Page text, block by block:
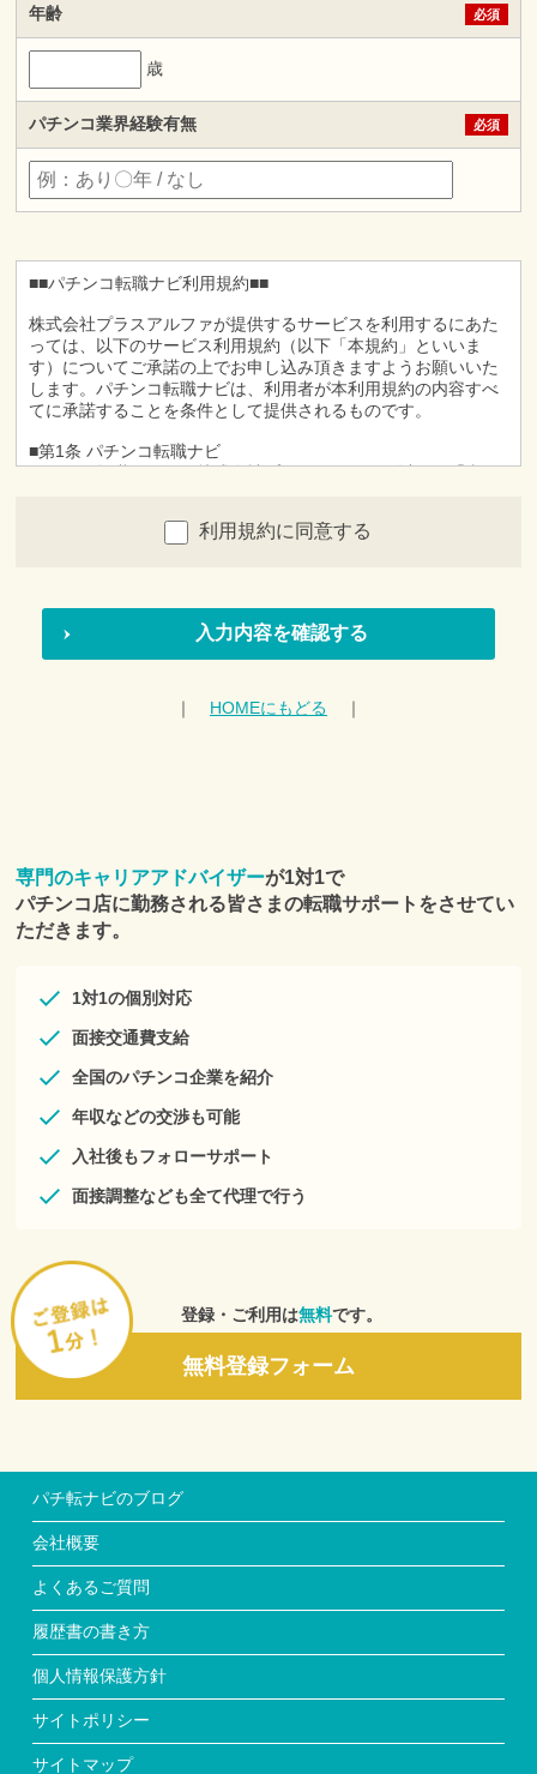
年齢 必須
歳
パチンコ業界経験有無 必須
■■パチンコ転職ナビ利用規約■■
株式会社プラスアルファが提供するサービスを利用するにあた
っては、以下のサービス利用規約（以下「本規約」といいま
す）についてご承諾の上でお申し込み頂きますようお願いいた
します。パチンコ転職ナビは、利用者が本利用規約の内容すべ
てに承諾することを条件として提供されるものです。
■第1条 パチンコ転職ナビ
パチンコ転職ナビとは株式会社プラスアルファ（以下、「当
2.利用者は、本サービスの利用申し込みを行った時点におい
て、本規約の定めに従い本サービスを利用することについて、
本サービスを利用希望する個人は、登録フォームより、個人情
ービス全体の提供を長期的に中断もしくは終了することがで
き、利用者はこれを承諾します。
■第５条 個人情報
理します。
■第６条 サービスの提供
１．当社は、以下のサービスの中から利用者にとって適切なサ
(1)Eメールやダイレクトメール、および郵送、SMS、電話等に
(2)キャリアアドバイザーによる転職活動に関するサポート
(4)応募意思の確認のとれた求人に対する応募手続きの代行
(5)メールマガジンなどの媒体によるキャンペーンの提供
(6)その他利用者の転職に有益と当社が判断する一切のサービス
発売する新聞、広告、雑誌その他の媒体等に転載することにつ
いて、あらかじめ同意しているものとします。
３．利用者は、当社が、個人情報以外の情報および本サービス
の利用状況について、当社と取引を行う協力企業、媒体、マス
コミ等が編集、発行、もしくは発売するものに転載することに
ついて、あらかじめ同意しているものとします。
４．本条2項および3項の場合、転載された掲載物の著作権は、
５．前各項に掲げる内容から発生する一切の損害について、当
社は何らの責任も負わないものとします。
■第７条 利用者情報の正確性
利用者が当社に対して利用申し込み時などで提供した情報が正
して求人企業、その他の第三者から何らかの異議、請求もしく
は要求などがなされた場合には、自己の費用負担と責任で対処
するものとします。また、当社に一切の迷惑をかけないことを
保証するものとします。
■第8条 労働条件
当社は、利用者が求人企業に入社した場合の仕事内容や処遇な
ど労働条件の概略について確認を行いますが、利用者は、利用
者の責任において、求人企業に労働条件を直接確認した後に雇
用契約を結ぶものとし、当社が確認しかつ利用者に通知した労
利用規約に同意する
｜ HOMEにもどる ｜
専門のキャリアアドバイザーが1対1で
パチンコ店に勤務される皆さまの転職サポートをさせてい
ただきます。
1対1の個別対応
面接交通費支給
全国のパチンコ企業を紹介
年収などの交渉も可能
入社後もフォローサポート
面接調整なども全て代理で行う
登録・ご利用は無料です。
無料登録フォーム
パチ転ナビのブログ
会社概要
よくあるご質問
履歴書の書き方
個人情報保護方針
サイトポリシー
サイトマップ